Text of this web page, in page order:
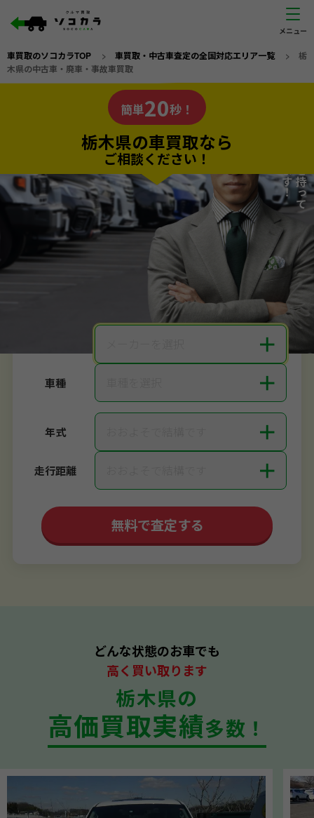
車買取のソコカラTOP > 車買取・中古車査定の全国対応エリア一覧> 栃
木県の中古車・廃車・事故車買取
の車買取なら
ソコカラの
電話か出張か、高い方の査定を提案。
私たちが責任を持って
査定いたします！
簡単20秒！
栃木県の車買取なら
ご相談ください！
20秒で入力完了！
カンタンWeb査定
ご依頼いただいたお車を丁寧に査定いたします
＋
車種 ＋
年式 ＋
走行距離 ＋
無料で査定する
どんな状態のお車でも
高く買い取ります
栃木県の
高価買取実績多数！